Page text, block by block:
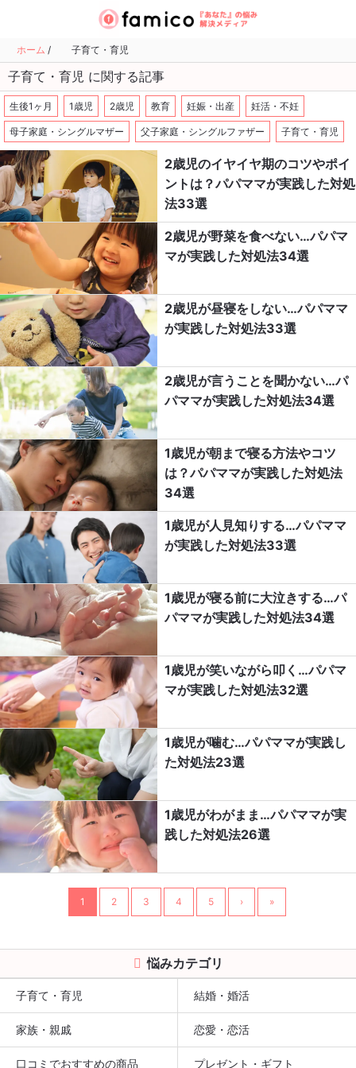
ホーム / 子育て・育児
子育て・育児 に関する記事
生後1ヶ月 1歳児 2歳児 教育 妊娠・出産 妊活・不妊
母子家庭・シングルマザー 父子家庭・シングルファザー 子育て・育児
2歳児のイヤイヤ期のコツやポイ
ントは？パパママが実践した対処
法33選
2歳児が野菜を食べない…パパマ
マが実践した対処法34選
2歳児が昼寝をしない…パパママ
が実践した対処法33選
2歳児が言うことを聞かない…パ
パママが実践した対処法34選
1歳児が朝まで寝る方法やコツ
は？パパママが実践した対処法
34選
1歳児が人見知りする…パパママ
が実践した対処法33選
1歳児が寝る前に大泣きする…パ
パママが実践した対処法34選
1歳児が笑いながら叩く…パパマ
マが実践した対処法32選
1歳児が噛む…パパママが実践し
た対処法23選
1歳児がわがまま…パパママが実
践した対処法26選
1 2 3 4 5 › »
悩みカテゴリ
子育て・育児 結婚・婚活
家族・親戚 恋愛・恋活
口コミでおすすめの商品 プレゼント・ギフト